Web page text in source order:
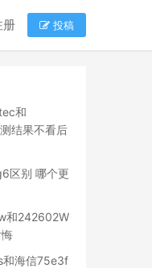
册 投稿
和
结果不看后
区别 哪个更
和242602W
和海信75e3f